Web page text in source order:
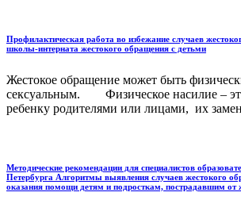
Профилактическая работа во избежание случаев
школы-интерната жестокого обращения с детьми
Жестокое обращение может быть
сексуальным. Физическое насилие –
ребенку родителями или лицами, их
Методические рекомендации для специалистов
Петербурга Алгоритмы выявления случаев жестокого
оказания помощи детям и подросткам, пострадавшим от